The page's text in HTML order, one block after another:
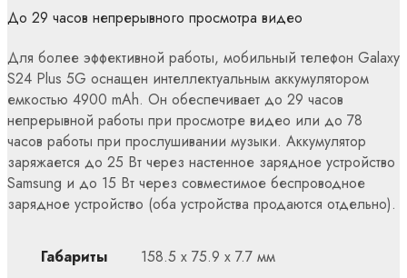
До 29 часов непрерывного просмотра видео
Для более эффективной работы, мобильный телефон Galaxy
S24 Plus 5G оснащен интеллектуальным аккумулятором
емкостью 4900 mAh. Он обеспечивает до 29 часов
непрерывной работы при просмотре видео или до 78
часов работы при прослушивании музыки. Аккумулятор
заряжается до 25 Вт через настенное зарядное устройство
Samsung и до 15 Вт через совместимое беспроводное
зарядное устройство (оба устройства продаются отдельно).
Габариты 158.5 x 75.9 x 7.7 мм